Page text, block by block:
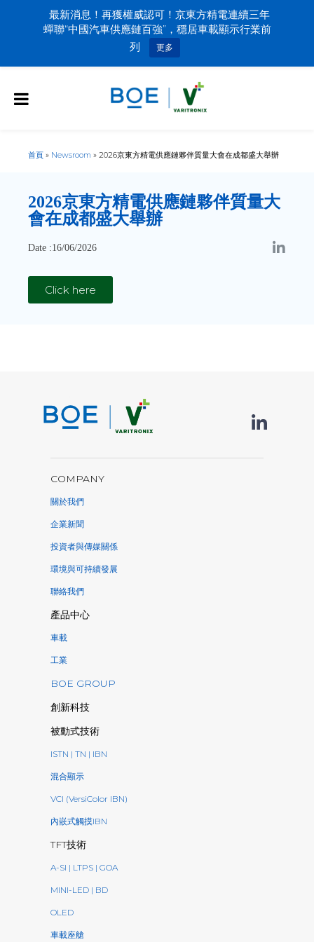
首頁 » Newsroom » 2026京東方精電供應鏈夥伴質量大會在成都盛大舉辦
2026京東方精電供應鏈夥伴質量大
會在成都盛大舉辦
Date :16/06/2026
Click here
COMPANY
關於我們
企業新聞
投資者與傳媒關係
環境與可持續發展
聯絡我們
產品中心
車載
工業
BOE GROUP
創新科技
被動式技術
ISTN | TN | IBN
混合顯示
VCI (VersiColor IBN)
內嵌式觸摸IBN
TFT技術
A-SI | LTPS | GOA
MINI-LED | BD
OLED
車載座艙
最新消息！再獲權威認可！京東方精電連續三年
蟬聯“中國汽車供應鏈百強”，穩居車載顯示行業前
列
更多